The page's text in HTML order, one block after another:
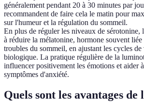
généralement pendant 20 à 30 minutes par
recommandent de faire cela le matin pour
sur l'humeur et la régulation du sommeil.
En plus de réguler les niveaux de sérotonine,
à réduire la mélatonine, hormone souvent
troubles du sommeil, en ajustant les cycles
biologique. La pratique régulière de la
influencer positivement les émotions et aider
symptômes d'anxiété.
Quels sont les avantages de